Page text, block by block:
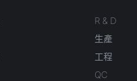
R & D
生產
工程
QC